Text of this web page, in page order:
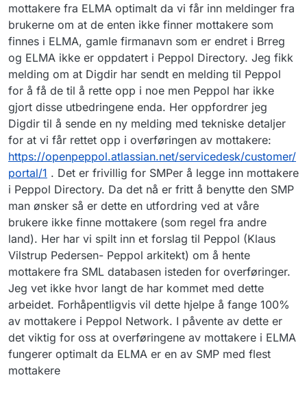
mottakere fra ELMA optimalt da vi får inn meldinger fra
brukerne om at de enten ikke finner mottakere som
finnes i ELMA, gamle firmanavn som er endret i Brreg
og ELMA ikke er oppdatert i Peppol Directory. Jeg fikk
melding om at Digdir har sendt en melding til Peppol
for å få de til å rette opp i noe men Peppol har ikke
gjort disse utbedringene enda. Her oppfordrer jeg
Digdir til å sende en ny melding med tekniske detaljer
for at vi får rettet opp i overføringen av mottakere:
https://openpeppol.atlassian.net/servicedesk/customer/
portal/1 . Det er frivillig for SMPer å legge inn mottakere
i Peppol Directory. Da det nå er fritt å benytte den SMP
man ønsker så er dette en utfordring ved at våre
brukere ikke finne mottakere (som regel fra andre
land). Her har vi spilt inn et forslag til Peppol (Klaus
Vilstrup Pedersen- Peppol arkitekt) om å hente
mottakere fra SML databasen isteden for overføringer.
Jeg vet ikke hvor langt de har kommet med dette
arbeidet. Forhåpentligvis vil dette hjelpe å fange 100%
av mottakere i Peppol Network. I påvente av dette er
det viktig for oss at overføringene av mottakere i ELMA
fungerer optimalt da ELMA er en av SMP med flest
mottakere